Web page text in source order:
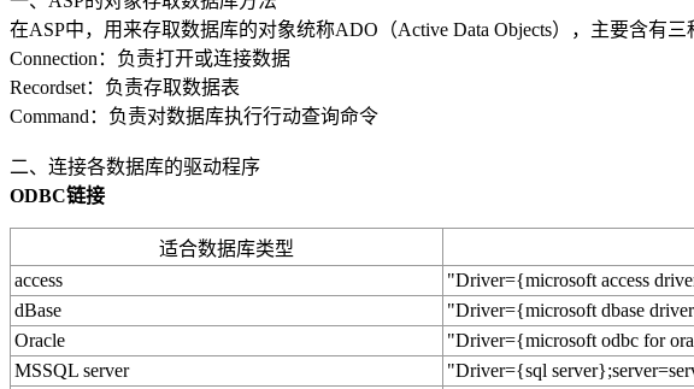
在ASP中，用来存取数据库的对象统称ADO（Active Data Objects），主要含有三
Connection：负责打开或连接数据
Recordset：负责存取数据表
Command：负责对数据库执行行动查询命令
二、连接各数据库的驱动程序
ODBC链接
适合数据库类型
access
"Driver={microsoft access
dBase
"Driver={microsoft dbase
Oracle
"Driver={microsoft odbc for
MSSQL server
"Driver={sql